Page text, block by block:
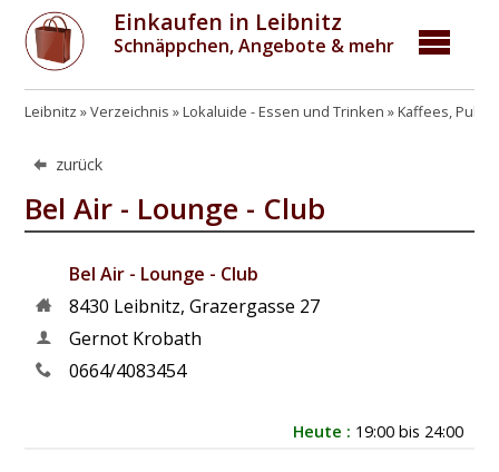
Einkaufen in Leibnitz
Schnäppchen, Angebote & mehr
Leibnitz Verzeichnis Lokaluide - Essen und Trinken Kaffees,
zurück
Bel Air - Lounge - Club
Bel Air - Lounge - Club
8430 Leibnitz,Grazergasse 27
Gernot Krobath
0664/4083454
Heute : 19:00 bis 24:00